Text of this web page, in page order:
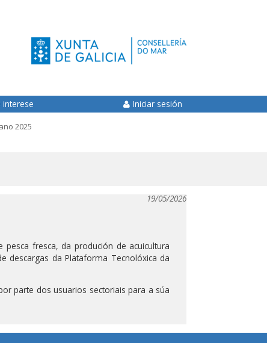
interese Iniciar sesión
2025
19/05/2026
fresca, da produción de acuicultura
descargas da Plataforma Tecnolóxica da
parte dos usuarios sectoriais para a súa